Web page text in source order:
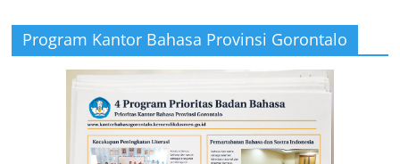
Program Kantor Bahasa Provinsi Gorontalo